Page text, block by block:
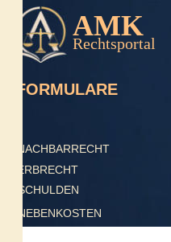
AMK
Rechtsportal